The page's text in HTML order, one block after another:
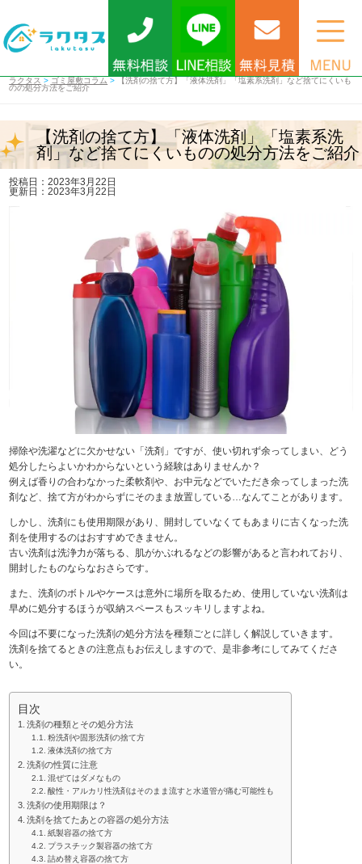
ラクタス > ゴミ屋敷コラム >
【洗剤の捨て方】「液体洗剤」「塩素系洗剤」など捨てにくいも
のの処分方法をご紹介
【洗剤の捨て方】「液体洗剤」「塩素系洗
剤」など捨てにくいものの処分方法をご紹介
投稿日：2023年3月22日
更新日：2023年3月22日
掃除や洗濯などに欠かせない「洗剤」ですが、使い切れず余ってしまい、どう
処分したらよいかわからないという経験はありませんか？
例えば香りの合わなかった柔軟剤や、お中元などでいただき余ってしまった洗
剤など、捨て方がわからずにそのまま放置している…なんてことがあります。
しかし、洗剤にも使用期限があり、開封していなくてもあまりに古くなった洗
剤を使用するのはおすすめできません。
古い洗剤は洗浄力が落ちる、肌がかぶれるなどの影響があると言われており、
開封したものならなおさらです。
また、洗剤のボトルやケースは意外に場所を取るため、使用していない洗剤は
早めに処分するほうが収納スペースもスッキリしますよね。
今回は不要になった洗剤の処分方法を種類ごとに詳しく解説していきます。
洗剤を捨てるときの注意点もお伝えしますので、是非参考にしてみてくださ
い。
目次
洗剤の種類とその処分方法
粉洗剤や固形洗剤の捨て方
液体洗剤の捨て方
洗剤の性質に注意
混ぜてはダメなもの
酸性・アルカリ性洗剤はそのまま流すと水道管が痛む可能性も
洗剤の使用期限は？
洗剤を捨てたあとの容器の処分方法
紙製容器の捨て方
プラスチック製容器の捨て方
詰め替え容器の捨て方